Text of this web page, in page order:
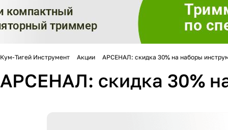
Кум-Тигей Инструмент Акции АРСЕНАЛ: скидка 30% на наборы
АРСЕНАЛ: скидка 30%